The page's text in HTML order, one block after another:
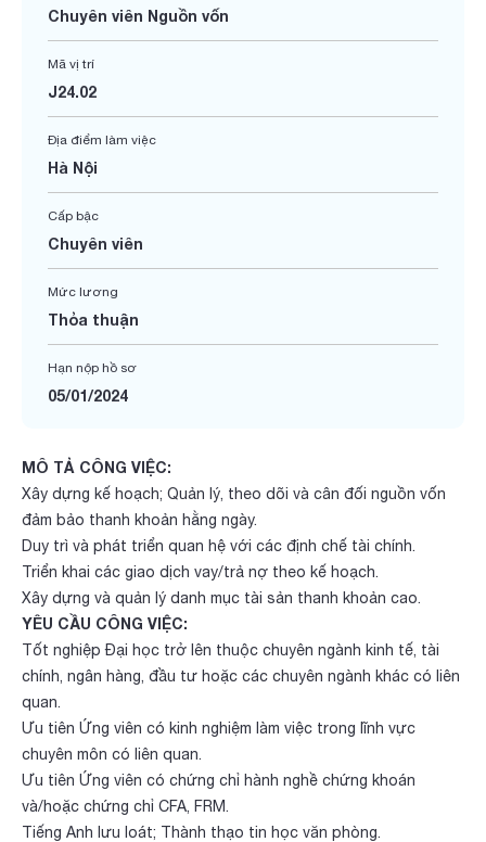
Chuyên viên Nguồn vốn
Mã vị trí
J24.02
Địa điểm làm việc
Hà Nội
Cấp bậc
Chuyên viên
Mức lương
Thỏa thuận
Hạn nộp hồ sơ
05/01/2024
MÔ TẢ CÔNG VIỆC:
Xây dựng kế hoạch; Quản lý, theo dõi và cân đối nguồn vốn
đảm bảo thanh khoản hằng ngày.
Duy trì và phát triển quan hệ với các định chế tài chính.
Triển khai các giao dịch vay/trả nợ theo kế hoạch.
Xây dựng và quản lý danh mục tài sản thanh khoản cao.
YÊU CẦU CÔNG VIỆC:
Tốt nghiệp Đại học trở lên thuộc chuyên ngành kinh tế, tài
chính, ngân hàng, đầu tư hoặc các chuyên ngành khác có liên
quan.
Ưu tiên Ứng viên có kinh nghiệm làm việc trong lĩnh vực
chuyên môn có liên quan.
Ưu tiên Ứng viên có chứng chỉ hành nghề chứng khoán
và/hoặc chứng chỉ CFA, FRM.
Tiếng Anh lưu loát; Thành thạo tin học văn phòng.